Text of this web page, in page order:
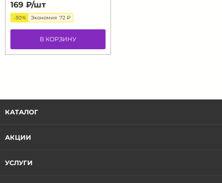
169 ₽/шт
-30% Экономия 72 ₽
В КОРЗИНУ
КАТАЛОГ
АКЦИИ
УСЛУГИ